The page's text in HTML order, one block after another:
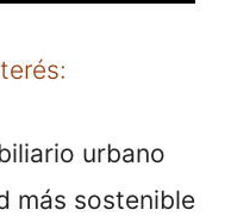
urbano
más sostenible